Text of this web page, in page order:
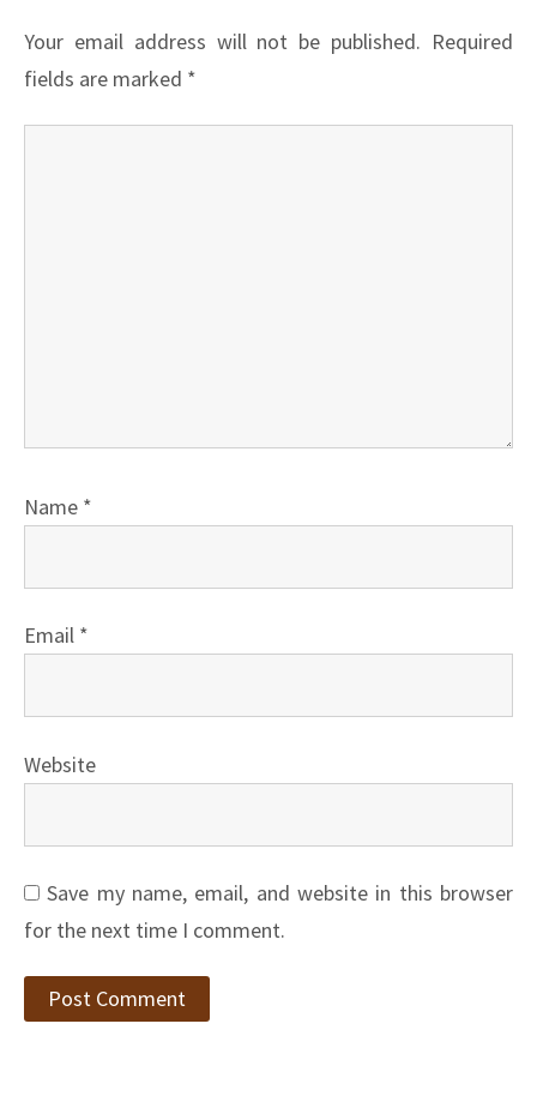
Your email address will not be published. Required
fields are marked *
Name *
Email *
Website
Save my name, email, and website in this browser
for the next time I comment.